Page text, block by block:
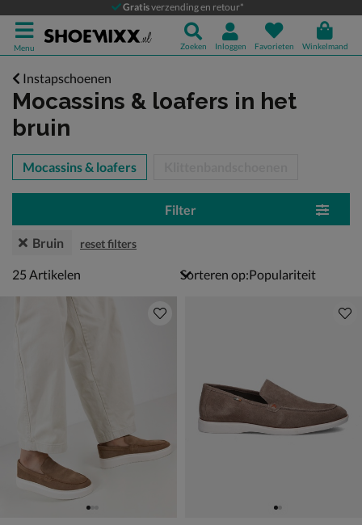
Gratisverzending en retour*
Menu Zoeken Inloggen Favorieten Winkelmand
Instapschoenen
Mocassins & loafers in het
bruin
over
Mocassins & loafers
Filter
Bruin reset filters
25 artikelen
25 Artikelen Sorteren op: